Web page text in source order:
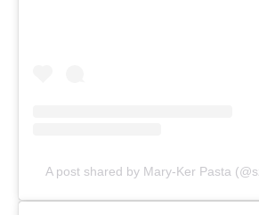
A post shared by Mary-Ker Pasta